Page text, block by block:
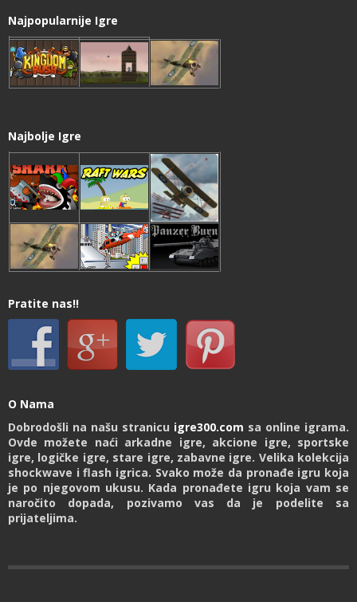
Najpopularnije Igre
Najbolje Igre
Pratite nas!!
O Nama
Dobrodošli na našu stranicu igre300.com sa online igrama.
Ovde možete naći arkadne igre, akcione igre, sportske
igre, logičke igre, stare igre, zabavne igre. Velika kolekcija
shockwave i flash igrica. Svako može da pronađe igru koja
je po njegovom ukusu. Kada pronađete igru koja vam se
naročito dopada, pozivamo vas da je podelite sa
prijateljima.